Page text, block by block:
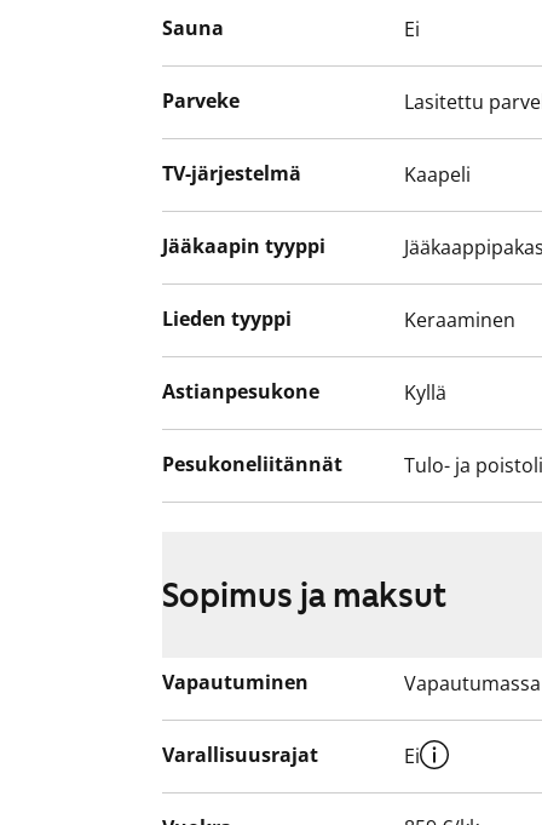
taitetun valkoisen sävyisiä seiniä
Asunto ja koko talo pihoineen ovat
Asunnot ja koko talo pihoineen ovat
perustuva vesimaksu muuttuu 1.12.2024
Sauna Ei
Parveke Lasitettu
TV-järjestelmä Kaapeli
Jääkaapin tyyppi
Lieden tyyppi Keraaminen
Astianpesukone Kyllä
Pesukoneliitännät Tulo- ja
Sopimus ja maksut
Vapautuminen
Varallisuusrajat Ei